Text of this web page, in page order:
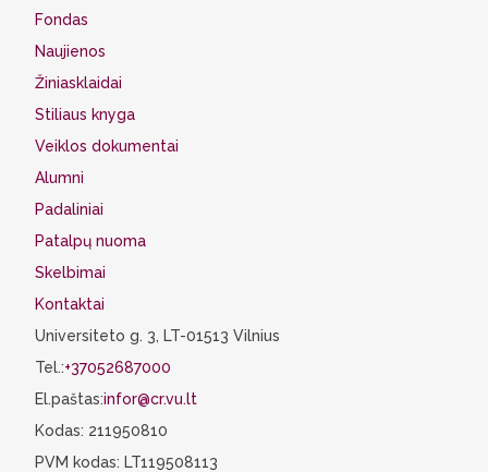
Fondas
Naujienos
Žiniasklaidai
Stiliaus knyga
Veiklos dokumentai
Alumni
Padaliniai
Patalpų nuoma
Skelbimai
Kontaktai
Universiteto g. 3, LT-01513 Vilnius
Tel.:+37052687000
El.paštas:infor@cr.vu.lt
Kodas: 211950810
PVM kodas: LT119508113